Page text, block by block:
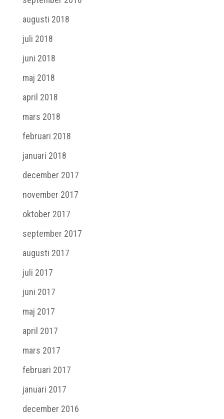
augusti 2018
juli 2018
juni 2018
maj 2018
april 2018
mars 2018
februari 2018
januari 2018
december 2017
november 2017
oktober 2017
september 2017
augusti 2017
juli 2017
juni 2017
maj 2017
april 2017
mars 2017
februari 2017
januari 2017
december 2016